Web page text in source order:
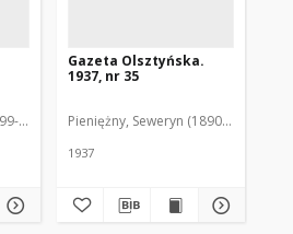
1975). Red.
Gazeta Olsztyńska.
1937, nr 35
Pieniężny, Seweryn (1890-1940). Red.
1937